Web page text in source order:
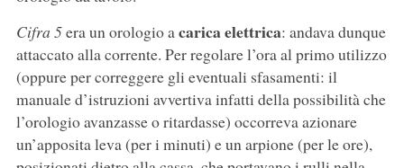
Cifra 5era un orologio acarica elettrica: andava dunque
attaccato alla corrente. Per regolare l’ora al primo utilizzo
(oppure per correggere gli eventuali sfasamenti: il
manuale d’istruzioni avvertiva infatti della possibilità che
l’orologio avanzasse o ritardasse) occorreva azionare
un’apposita leva (per i minuti) e un arpione (per le ore),